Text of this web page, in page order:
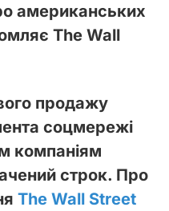
американських
The Wall
продажу
соцмережі
компаніям
строк. Про
The Wall Street